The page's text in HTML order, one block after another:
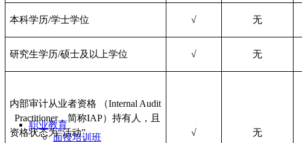
职业教育
面授培训班
本科学历/学士学位 √ 无
研究生学历/硕士及以上学位 √ 无
内部审计从业者资格 （Internal Audit
Practitioner，简称IAP）持有人，且
资格状态为“活动”
√ 无